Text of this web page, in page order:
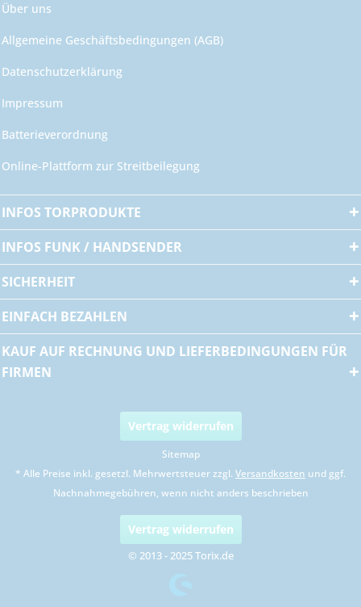
Über uns
Allgemeine Geschäftsbedingungen (AGB)
Datenschutzerklärung
Impressum
Batterieverordnung
Online-Plattform zur Streitbeilegung
INFOS TORPRODUKTE
INFOS FUNK / HANDSENDER
SICHERHEIT
EINFACH BEZAHLEN
KAUF AUF RECHNUNG UND LIEFERBEDINGUNGEN FÜR
FIRMEN
Vertrag widerrufen
Sitemap
* Alle Preise inkl. gesetzl. Mehrwertsteuer zzgl. Versandkosten und ggf.
Nachnahmegebühren, wenn nicht anders beschrieben
Vertrag widerrufen
© 2013 - 2025 Torix.de